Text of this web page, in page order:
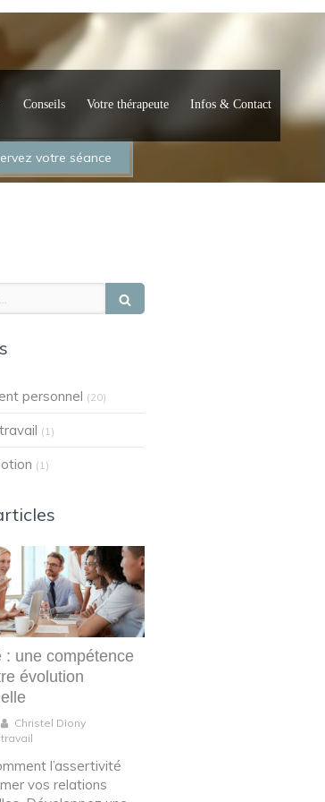
Conseils Votre thérapeute Infos & Contact
votre séance
personnel (20)
(1)
(1)
: une compétence
évolution
Christel Diony
l’assertivité
vos relations